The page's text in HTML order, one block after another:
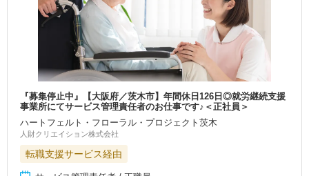
『募集停止中』【大阪府／茨木市】年間休日126日◎就労継続支援
事業所にてサービス管理責任者のお仕事です♪＜正社員＞
ハートフェルト・フローラル・プロジェクト茨木
人財クリエイション株式会社
転職支援サービス経由